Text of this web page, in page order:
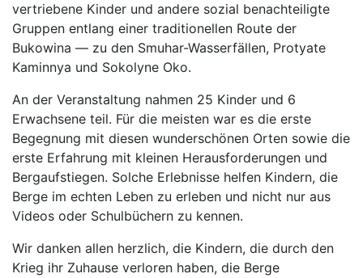
vertriebene Kinder und andere sozial benachteiligte
Gruppen entlang einer traditionellen Route der
Bukowina — zu den Smuhar-Wasserfällen, Protyate
Kaminnya und Sokolyne Oko.
An der Veranstaltung nahmen 25 Kinder und 6
Erwachsene teil. Für die meisten war es die erste
Begegnung mit diesen wunderschönen Orten sowie die
erste Erfahrung mit kleinen Herausforderungen und
Bergaufstiegen. Solche Erlebnisse helfen Kindern, die
Berge im echten Leben zu erleben und nicht nur aus
Videos oder Schulbüchern zu kennen.
Wir danken allen herzlich, die Kindern, die durch den
Krieg ihr Zuhause verloren haben, die Berge